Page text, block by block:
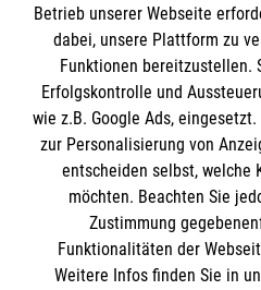
Zentrum gebündelt,
Behandlungserfolge im
spürbare Verbesserung
Betrieb unserer Webseite
dabei, unsere Plattform zu
Funktionen bereitzustellen.
Erfolgskontrolle und
wie z.B. Google Ads,
zur Personalisierung von
entscheiden selbst, welche
möchten. Beachten Sie
Zustimmung
Funktionalitäten der
Weitere Infos finden Sie in